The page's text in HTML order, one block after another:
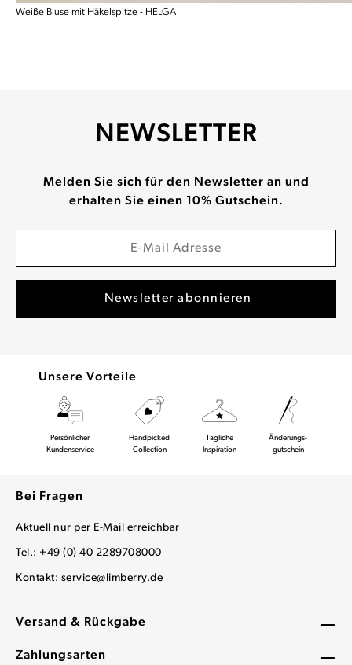
Weiße Bluse mit Häkelspitze - HELGA
Versand & Rückgabe
Zahlungsarten
NEWSLETTER
Melden Sie sich für den Newsletter an und
erhalten Sie einen 10% Gutschein.
Unsere Vorteile
Persönlicher
Kundenservice
Handpicked
Collection
Tägliche
Inspiration
Änderungs-
gutschein
Bei Fragen
Aktuell nur per E-Mail erreichbar
Tel.: +49 (0) 40 2289708000
Kontakt: service@limberry.de